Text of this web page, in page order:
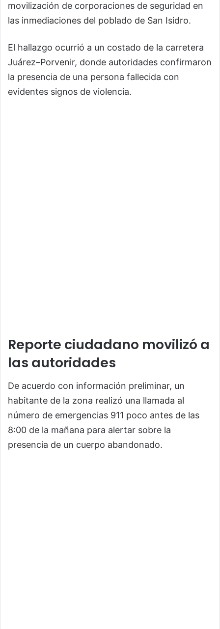
movilización de corporaciones de seguridad en
las inmediaciones del poblado de San Isidro.
El hallazgo ocurrió a un costado de la carretera
Juárez–Porvenir, donde autoridades confirmaron
la presencia de una persona fallecida con
evidentes signos de violencia.
Reporte ciudadano movilizó a
las autoridades
De acuerdo con información preliminar, un
habitante de la zona realizó una llamada al
número de emergencias 911 poco antes de las
8:00 de la mañana para alertar sobre la
presencia de un cuerpo abandonado.